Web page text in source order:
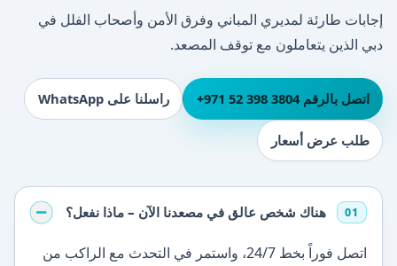
إجابات طارئة لمديري المباني وفرق الأمن وأصحاب الفلل في
دبي الذين يتعاملون مع توقف المصعد.
اتصل بالرقم ⁦+971 52 398 3804⁩ راسلنا على WhatsApp
طلب عرض أسعار
01 هناك شخص عالق في مصعدنا الآن – ماذا نفعل؟
اتصل فوراً بخط 24/7، واستمر في التحدث مع الراكب من